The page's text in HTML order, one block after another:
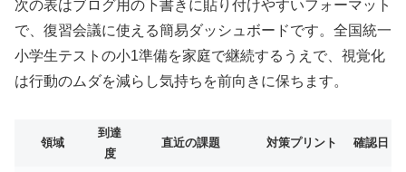
次の表はブログ用の下書きに貼り付けやすいフォーマット
で、復習会議に使える簡易ダッシュボードです。全国統一
小学生テストの小1準備を家庭で継続するうえで、視覚化
は行動のムダを減らし気持ちを前向きに保ちます。
領域
到達
度
直近の課題 対策プリント 確認日